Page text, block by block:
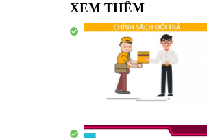
XEM THÊM